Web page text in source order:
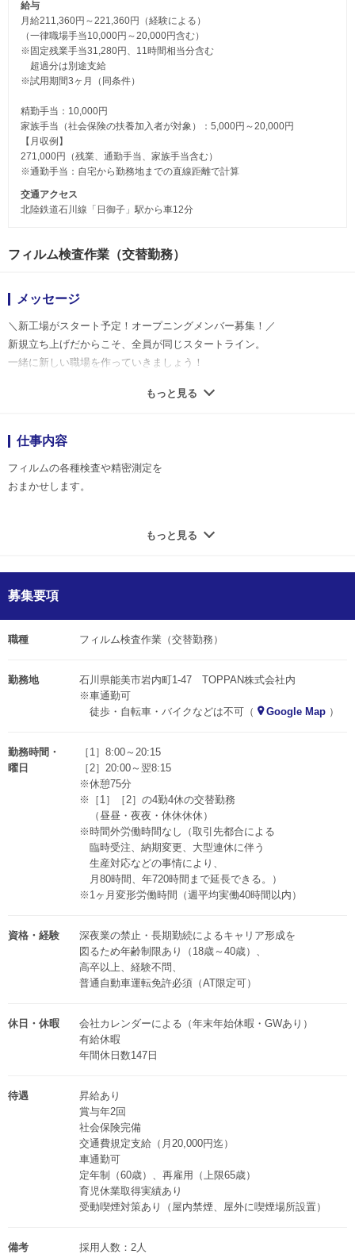
給与
月給211,360円～221,360円（経験による）
（一律職場手当10,000円～20,000円含む）
※固定残業手当31,280円、11時間相当分含む
超過分は別途支給
※試用期間3ヶ月（同条件）
精勤手当：10,000円
家族手当（社会保険の扶養加入者が対象）：5,000円～20,000円
【月収例】
271,000円（残業、通勤手当、家族手当含む）
※通勤手当：自宅から勤務地までの直線距離で計算
交通アクセス
北陸鉄道石川線「日御子」駅から車12分
フィルム検査作業（交替勤務）
メッセージ
＼新工場がスタート予定！オープニングメンバー募集！／
新規立ち上げだからこそ、全員が同じスタートライン。
一緒に新しい職場を作っていきましょう！
フィルムの各種検査や精密測定などを
資格や知識は不問、未経験歓迎！
業務に取り組んでもらえば大丈夫です。
腰を据えて長く活躍できる職場です。
《相互理解の上に信頼関係は成り立つ》
人の繋がりを大切にしているので
働きやすさも抜群！
社会に役立つヤリガイある仕事に
あなたもチャレンジしませんか？
もっと見る
仕事内容
フィルムの各種検査や精密測定を
おまかせします。
・パソコン入力
▼研修について
4勤2休（昼勤2日・夜勤2日）で
交代勤務していただくので
もっと見る
募集要項
職種 フィルム検査作業（交替勤務）
勤務地
石川県能美市岩内町1-47 TOPPAN株式会社内
※車通勤可
徒歩・自転車・バイクなどは不可（
Google Map）
勤務時間・
曜日
［1］8:00～20:15
［2］20:00～翌8:15
※休憩75分
※［1］［2］の4勤4休の交替勤務
（昼昼・夜夜・休休休休）
※時間外労働時間なし（取引先都合による
臨時受注、納期変更、大型連休に伴う
生産対応などの事情により、
月80時間、年720時間まで延長できる。）
※1ヶ月変形労働時間（週平均実働40時間以内）
資格・経験
深夜業の禁止・長期勤続によるキャリア形成を
図るため年齢制限あり（18歳～40歳）、
高卒以上、経験不問、
普通自動車運転免許必須（AT限定可）
休日・休暇
会社カレンダーによる（年末年始休暇・GWあり）
有給休暇
年間休日数147日
待遇
昇給あり
賞与年2回
社会保険完備
交通費規定支給（月20,000円迄）
車通勤可
定年制（60歳）、再雇用（上限65歳）
育児休業取得実績あり
受動喫煙対策あり（屋内禁煙、屋外に喫煙場所設置）
備考 採用人数：2人